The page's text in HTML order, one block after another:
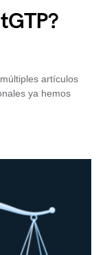
artículos
ya hemos